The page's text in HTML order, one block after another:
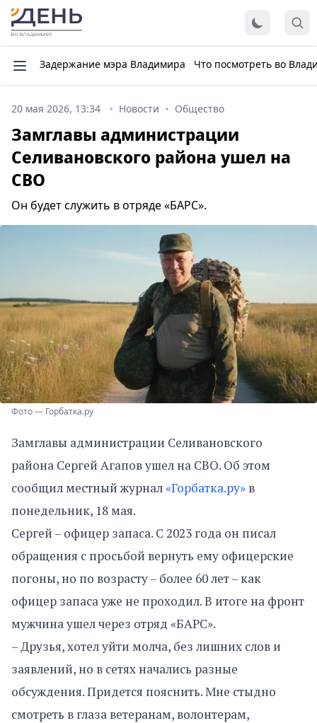
Задержание мэра Владимира Что посмотреть во
20 мая 2026, 13:34 Новости Общество
Замглавы администрации
Селивановского района ушел на
СВО
Он будет служить в отряде «БАРС».
Фото — Горбатка.ру
Замглавы администрации Селивановского
района Сергей Агапов ушел на СВО. Об этом
сообщил местный журнал«Горбатка.ру» в
понедельник, 18 мая.
Сергей – офицер запаса. С 2023 года он писал
обращения с просьбой вернуть ему офицерские
погоны, но по возрасту – более 60 лет – как
офицер запаса уже не проходил. В итоге на фронт
мужчина ушел через отряд «БАРС».
– Друзья, хотел уйти молча, без лишних слов и
заявлений, но в сетях начались разные
обсуждения. Придется пояснить. Мне стыдно
смотреть в глаза ветеранам, волонтерам,